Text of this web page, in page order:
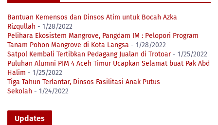
Bantuan Kemensos dan Dinsos Atim untuk Bocah Azka
Rizqullah - 1/28/2022
Pelihara Ekosistem Mangrove, Pangdam IM : Pelopori Program
Tanam Pohon Mangrove di Kota Langsa - 1/28/2022
Satpol Kembali Tertibkan Pedagang Jualan di Trotoar- 1/25/2022
Puluhan Alumni PIM 4 Aceh Timur Ucapkan Selamat buat Pak Abd
Halim - 1/25/2022
Tiga Tahun Terlantar, Dinsos Fasilitasi Anak Putus
Sekolah - 1/24/2022
Updates